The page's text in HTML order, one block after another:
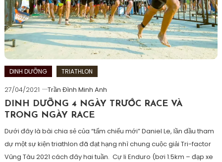
DINH DƯỠNG TRIATHLON
27/04/2021
Trần Đình Minh Anh
DINH DƯỠNG 4 NGÀY TRƯỚC RACE VÀ
TRONG NGÀY RACE
Dưới đây là bài chia sẻ của “tấm chiếu mới” Daniel Le, lần đầu tham
dự một sự kiện triathlon đã đạt hạng nhì chung cuộc giải Tri-factor
Vũng Tàu 2021 cách đây hai tuần. Cự li Enduro (bơi 1.5km – đạp xe